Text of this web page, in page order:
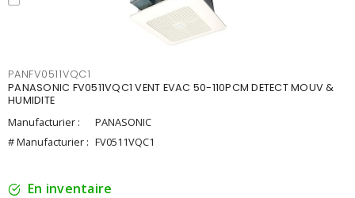
PANFV0511VQC1
PANASONIC FV0511VQC1 VENT EVAC 50-110PCM DETECT MOUV &
HUMIDITE
Manufacturier :
PANASONIC
# Manufacturier : FV0511VQC1
En inventaire